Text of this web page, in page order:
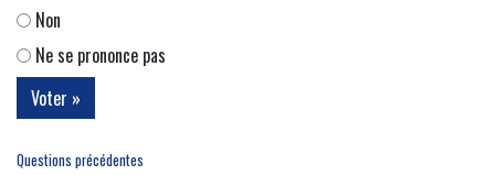
Non
Ne se prononce pas
Questions précédentes